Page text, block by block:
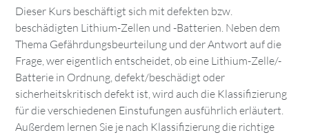
Dieser Kurs beschäftigt sich mit defekten bzw.
beschädigten Lithium-Zellen und -Batterien. Neben dem
Thema Gefährdungsbeurteilung und der Antwort auf die
Frage, wer eigentlich entscheidet, ob eine Lithium-Zelle/-
Batterie in Ordnung, defekt/beschädigt oder
sicherheitskritisch defekt ist, wird auch die Klassifizierung
für die verschiedenen Einstufungen ausführlich erläutert.
Außerdem lernen Sie je nach Klassifizierung die richtige